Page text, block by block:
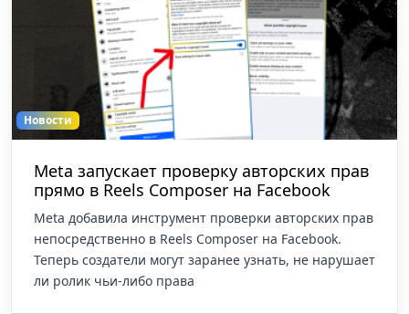
Новости
Meta запускает проверку авторских прав
прямо в Reels Composer на Facebook
Meta добавила инструмент проверки авторских прав
непосредственно в Reels Composer на Facebook.
Теперь создатели могут заранее узнать, не нарушает
ли ролик чьи-либо права